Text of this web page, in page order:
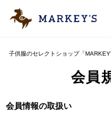
子供服のセレクトショップ「
会員
会員情報の取扱い